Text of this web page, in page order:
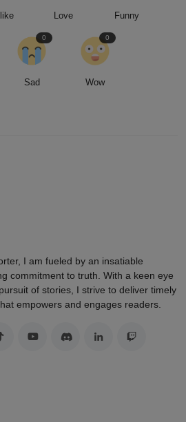
Love Funny
Sad
0
Wow
0
I am fueled by an insatiable
commitment to truth. With a keen eye
of stories, I strive to deliver timely
empowers and engages readers.